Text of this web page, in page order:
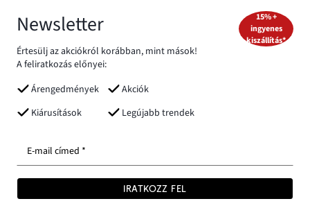
Newsletter
Értesülj az akciókról korábban, mint mások!
A feliratkozás előnyei:
Árengedmények
Akciók
Kiárusítások
Legújabb trendek
15% +
ingyenes
kiszállítás*
E-mail címed *
IRATKOZZ FEL